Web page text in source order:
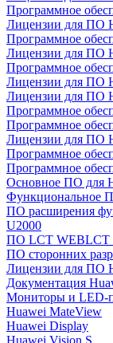
Программное
Лицензии для ПО
Программное
Лицензии для ПО
Программное
Лицензии для ПО
Лицензии для ПО
Программное
Программное
Лицензии для ПО
Программное
Программное
Основное ПО для
Функциональное
ПО расширения
U2000
ПО LCT WEBLCT
ПО сторонних
Лицензии для ПО
Документация
Мониторы и LED-
Huawei MateView
Huawei Display
Huawei Vision S